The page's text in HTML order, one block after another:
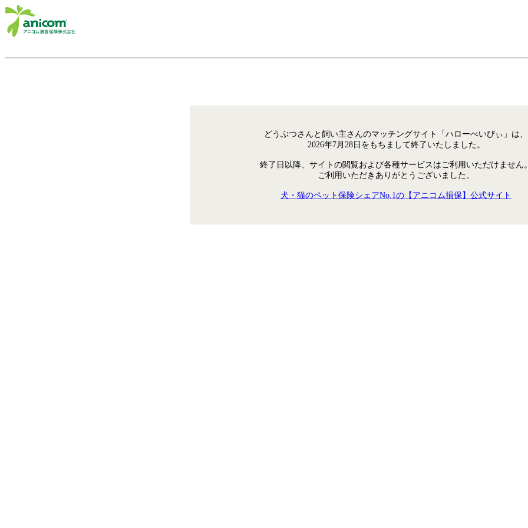
どうぶつさんと飼い主さんのマッチングサイト「ハローべいびぃ」は、
2026年7月28日をもちまして終了いたしました。
終了日以降、サイトの閲覧および各種サービスはご利用いただけません
ご利用いただきありがとうございました。
犬・猫のペット保険シェアNo.1の【アニコム損保】公式サイト